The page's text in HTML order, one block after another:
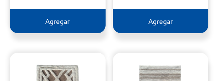
Agregar Agregar